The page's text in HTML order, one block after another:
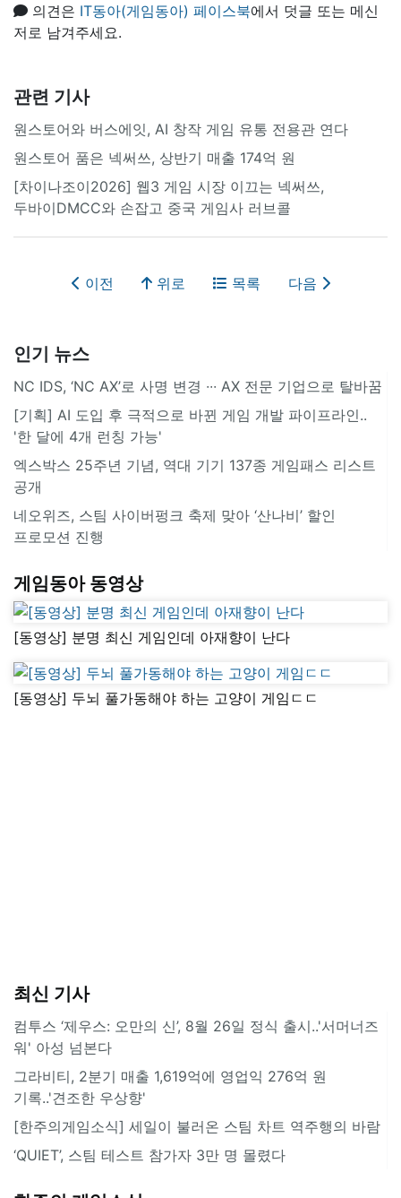
의견은 IT동아(게임동아) 페이스북에서 덧글 또는 메신
저로 남겨주세요.
관련 기사
원스토어와 버스에잇, AI 창작 게임 유통 전용관 연다
원스토어 품은 넥써쓰, 상반기 매출 174억 원
[차이나조이2026] 웹3 게임 시장 이끄는 넥써쓰,
두바이DMCC와 손잡고 중국 게임사 러브콜
이전 위로 목록 다음
인기 뉴스
NC IDS, ‘NC AX’로 사명 변경 ∙∙∙ AX 전문 기업으로 탈바꿈
[기획] AI 도입 후 극적으로 바뀐 게임 개발 파이프라인..
'한 달에 4개 런칭 가능'
엑스박스 25주년 기념, 역대 기기 137종 게임패스 리스트
공개
네오위즈, 스팀 사이버펑크 축제 맞아 ‘산나비’ 할인
프로모션 진행
게임동아 동영상
[동영상] 분명 최신 게임인데 아재향이 난다
[동영상] 두뇌 풀가동해야 하는 고양이 게임ㄷㄷ
최신 기사
컴투스 ‘제우스: 오만의 신’, 8월 26일 정식 출시..'서머너즈
워' 아성 넘본다
그라비티, 2분기 매출 1,619억에 영업익 276억 원
기록..'견조한 우상향'
[한주의게임소식] 세일이 불러온 스팀 차트 역주행의 바람
‘QUIET’, 스팀 테스트 참가자 3만 명 몰렸다